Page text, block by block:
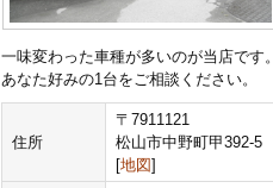
一味変わった車種が多いのが当店です。
あなた好みの1台をご相談ください。
住所
〒7911121
松山市中野町甲392-5
[地図]